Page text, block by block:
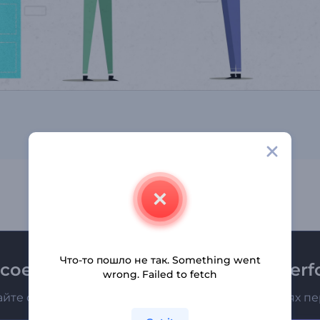
к рассылке
о последних новостях и новых предложениях
Что-то пошло не так. Something went
wrong. Failed to fetch